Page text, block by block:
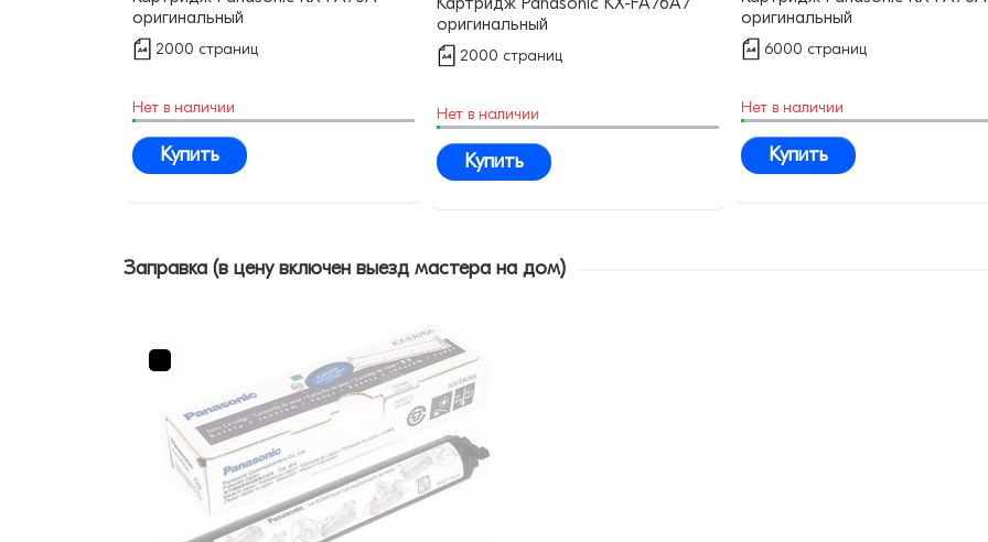
оригинальный
2000 страниц
Нет в наличии
Купить
оригинальный
2000 страниц
Нет в наличии
Купить
оригинальный
6000 страниц
Нет в наличии
Купить
Заправка (в цену включен выезд мастера на дом)